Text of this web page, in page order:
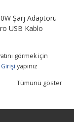
Şarj Adaptörü
USB Kablo
görmek için
yapınız
Tümünü göster